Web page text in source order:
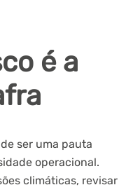
é a
ser uma pauta
operacional.
climáticas, revisar